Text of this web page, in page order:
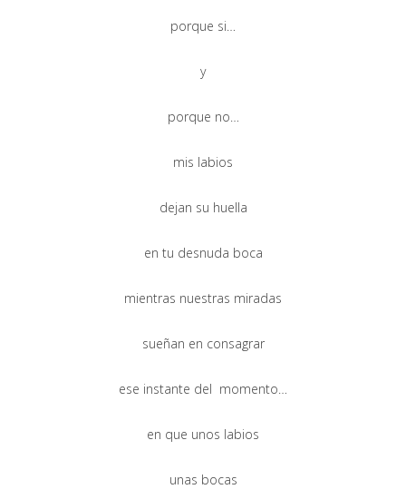
porque si…
y
porque no…
mis labios
dejan su huella
en tu desnuda boca
mientras nuestras miradas
sueñan en consagrar
ese instante del momento…
en que unos labios
unas bocas